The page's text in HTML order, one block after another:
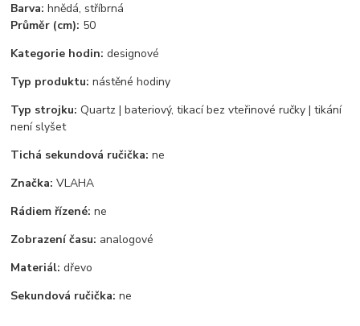
Barva: hnědá, stříbrná
Průměr (cm): 50
Kategorie hodin: designové
Typ produktu: nástěné hodiny
Typ strojku: Quartz | bateriový, tikací bez vteřinové ručky | tikání
není slyšet
Tichá sekundová ručička: ne
Značka: VLAHA
Rádiem řízené: ne
Zobrazení času: analogové
Materiál: dřevo
Sekundová ručička: ne